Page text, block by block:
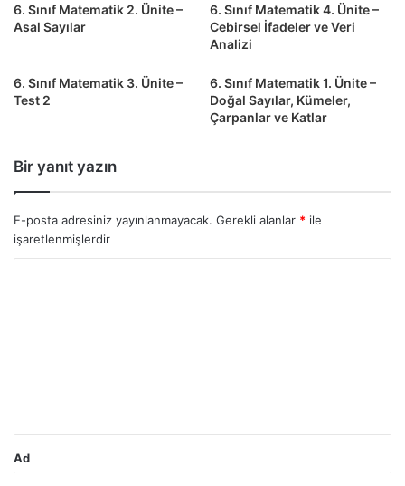
6. Sınıf Matematik 2. Ünite –
Asal Sayılar
6. Sınıf Matematik 4. Ünite –
Cebirsel İfadeler ve Veri
Analizi
6. Sınıf Matematik 3. Ünite –
Test 2
6. Sınıf Matematik 1. Ünite –
Doğal Sayılar, Kümeler,
Çarpanlar ve Katlar
Bir yanıt yazın
E-posta adresiniz yayınlanmayacak. Gerekli alanlar * ile
işaretlenmişlerdir
Ad